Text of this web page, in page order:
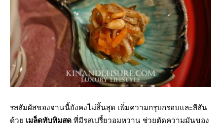
รสสัมผัสของจานนี้ยังคงไม่สิ้นสุด เพิ่มความกรุบกรอบและสีสัน
ด้วย เมล็ดทับทิมสด ที่มีรสเปรี้ยวอมหวาน ช่วยตัดความมันของ